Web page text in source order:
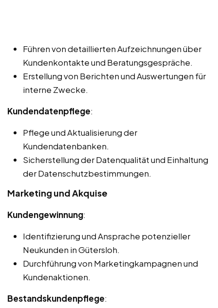
Führen von detaillierten Aufzeichnungen über
Kundenkontakte und Beratungsgespräche.
Erstellung von Berichten und Auswertungen für
interne Zwecke.
Kundendatenpflege:
Pflege und Aktualisierung der
Kundendatenbanken.
Sicherstellung der Datenqualität und Einhaltung
der Datenschutzbestimmungen.
Marketing und Akquise
Kundengewinnung:
Identifizierung und Ansprache potenzieller
Neukunden in Gütersloh.
Durchführung von Marketingkampagnen und
Kundenaktionen.
Bestandskundenpflege: